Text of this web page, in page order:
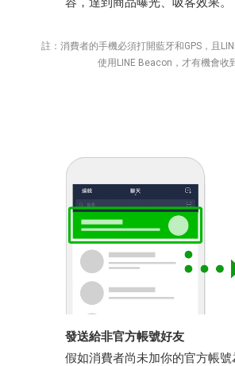
註：消費者的手機必須打開藍牙和GPS，且
使用LINE Beacon，才有機會收
發送給非官方帳號好友
假如消費者尚未加你的官方帳